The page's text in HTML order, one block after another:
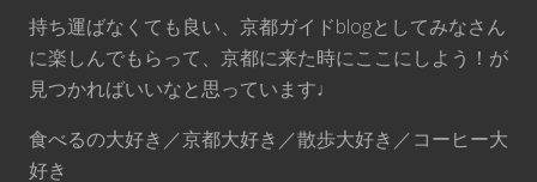
持ち運ばなくても良い、京都ガイドblogとしてみなさん
に楽しんでもらって、京都に来た時にここにしよう！が
見つかればいいなと思っています♩
食べるの大好き／京都大好き／散歩大好き／コーヒー大
好き